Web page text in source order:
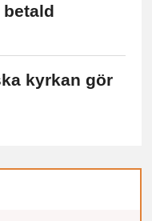
kyrkan gör